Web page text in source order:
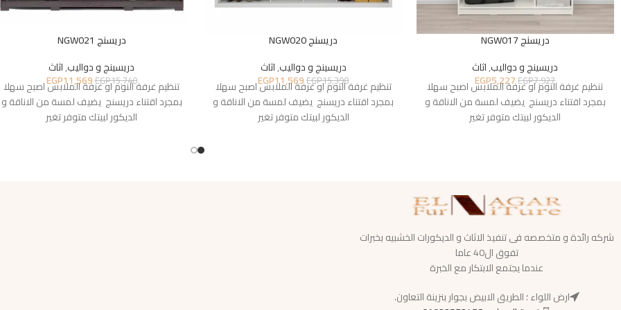
دريسنج NGW017
دريسينج و دواليب,اثاث
EGP7,927
EGP5,227
تنظيم غرفة النوم او غرفة الملابس اصبح سهلا
بمجرد اقتناء دريسنج يضيف لمسة من الاناقة و
الديكور لبيتك متوفر تغير
دريسنج NGW020
دريسينج و دواليب,اثاث
EGP15,398
EGP11,569
تنظيم غرفة النوم او غرفة الملابس اصبح سهلا
بمجرد اقتناء دريسنج يضيف لمسة من الاناقة و
الديكور لبيتك متوفر تغير
دريسنج NGW021
دريسينج و دواليب,اثاث
EGP15,740
EGP11,569
تنظيم غرفة النوم او غرفة الملابس اصبح سهلا
بمجرد اقتناء دريسنج يضيف لمسة من الاناقة و
الديكور لبيتك متوفر تغير
شركه رائدة و متخصصه فى تنفيذ الاثاث و الديكورات الخشبيه بخبرات
تفوق ال40 عاما
عندما يجتمع الابتكار مع الخبرة
ارض اللواء ؛ الطريق الابيض بجوار بنزينة التعاون.